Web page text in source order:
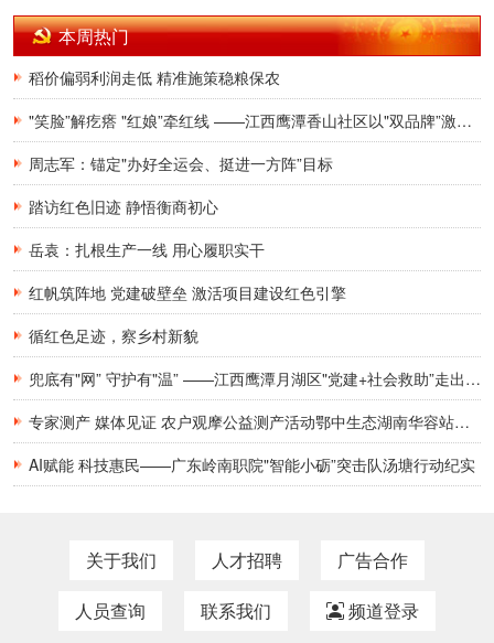
本周热门
稻价偏弱利润走低 精准施策稳粮保农
"笑脸”解疙瘩 "红娘”牵红线 ——江西鹰潭香山社区以"双品牌”激活基层治理一池春水
周志军：锚定"办好全运会、挺进一方阵”目标
踏访红色旧迹 静悟衡商初心
岳袁：扎根生产一线 用心履职实干
红帆筑阵地 党建破壁垒 激活项目建设红色引擎
循红色足迹，察乡村新貌
兜底有"网” 守护有"温” ——江西鹰潭月湖区"党建+社会救助”走出精准服务新路
专家测产 媒体见证 农户观摩公益测产活动鄂中生态湖南华容站——水稻亩增产148斤
AI赋能 科技惠民——广东岭南职院"智能小砺”突击队汤塘行动纪实
关于我们 人才招聘
广告合作
人员查询
联系我们 频道登录